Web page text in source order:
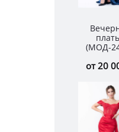
(МОД-
от 20